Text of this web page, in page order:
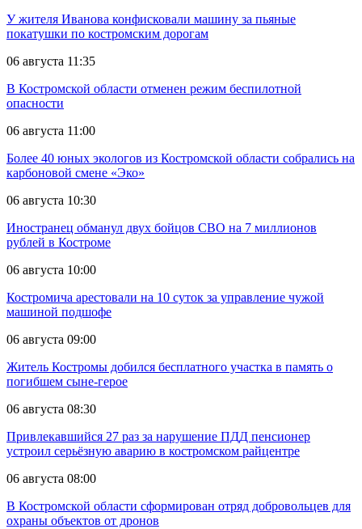
У жителя Иванова конфисковали машину за пьяные
покатушки по костромским дорогам
06 августа 11:35
В Костромской области отменен режим беспилотной
опасности
06 августа 11:00
Более 40 юных экологов из Костромской области собрались на
карбоновой смене «Эко»
06 августа 10:30
Иностранец обманул двух бойцов СВО на 7 миллионов
рублей в Костроме
06 августа 10:00
Костромича арестовали на 10 суток за управление чужой
машиной подшофе
06 августа 09:00
Житель Костромы добился бесплатного участка в память о
погибшем сыне-герое
06 августа 08:30
Привлекавшийся 27 раз за нарушение ПДД пенсионер
устроил серьёзную аварию в костромском райцентре
06 августа 08:00
В Костромской области сформирован отряд добровольцев для
охраны объектов от дронов